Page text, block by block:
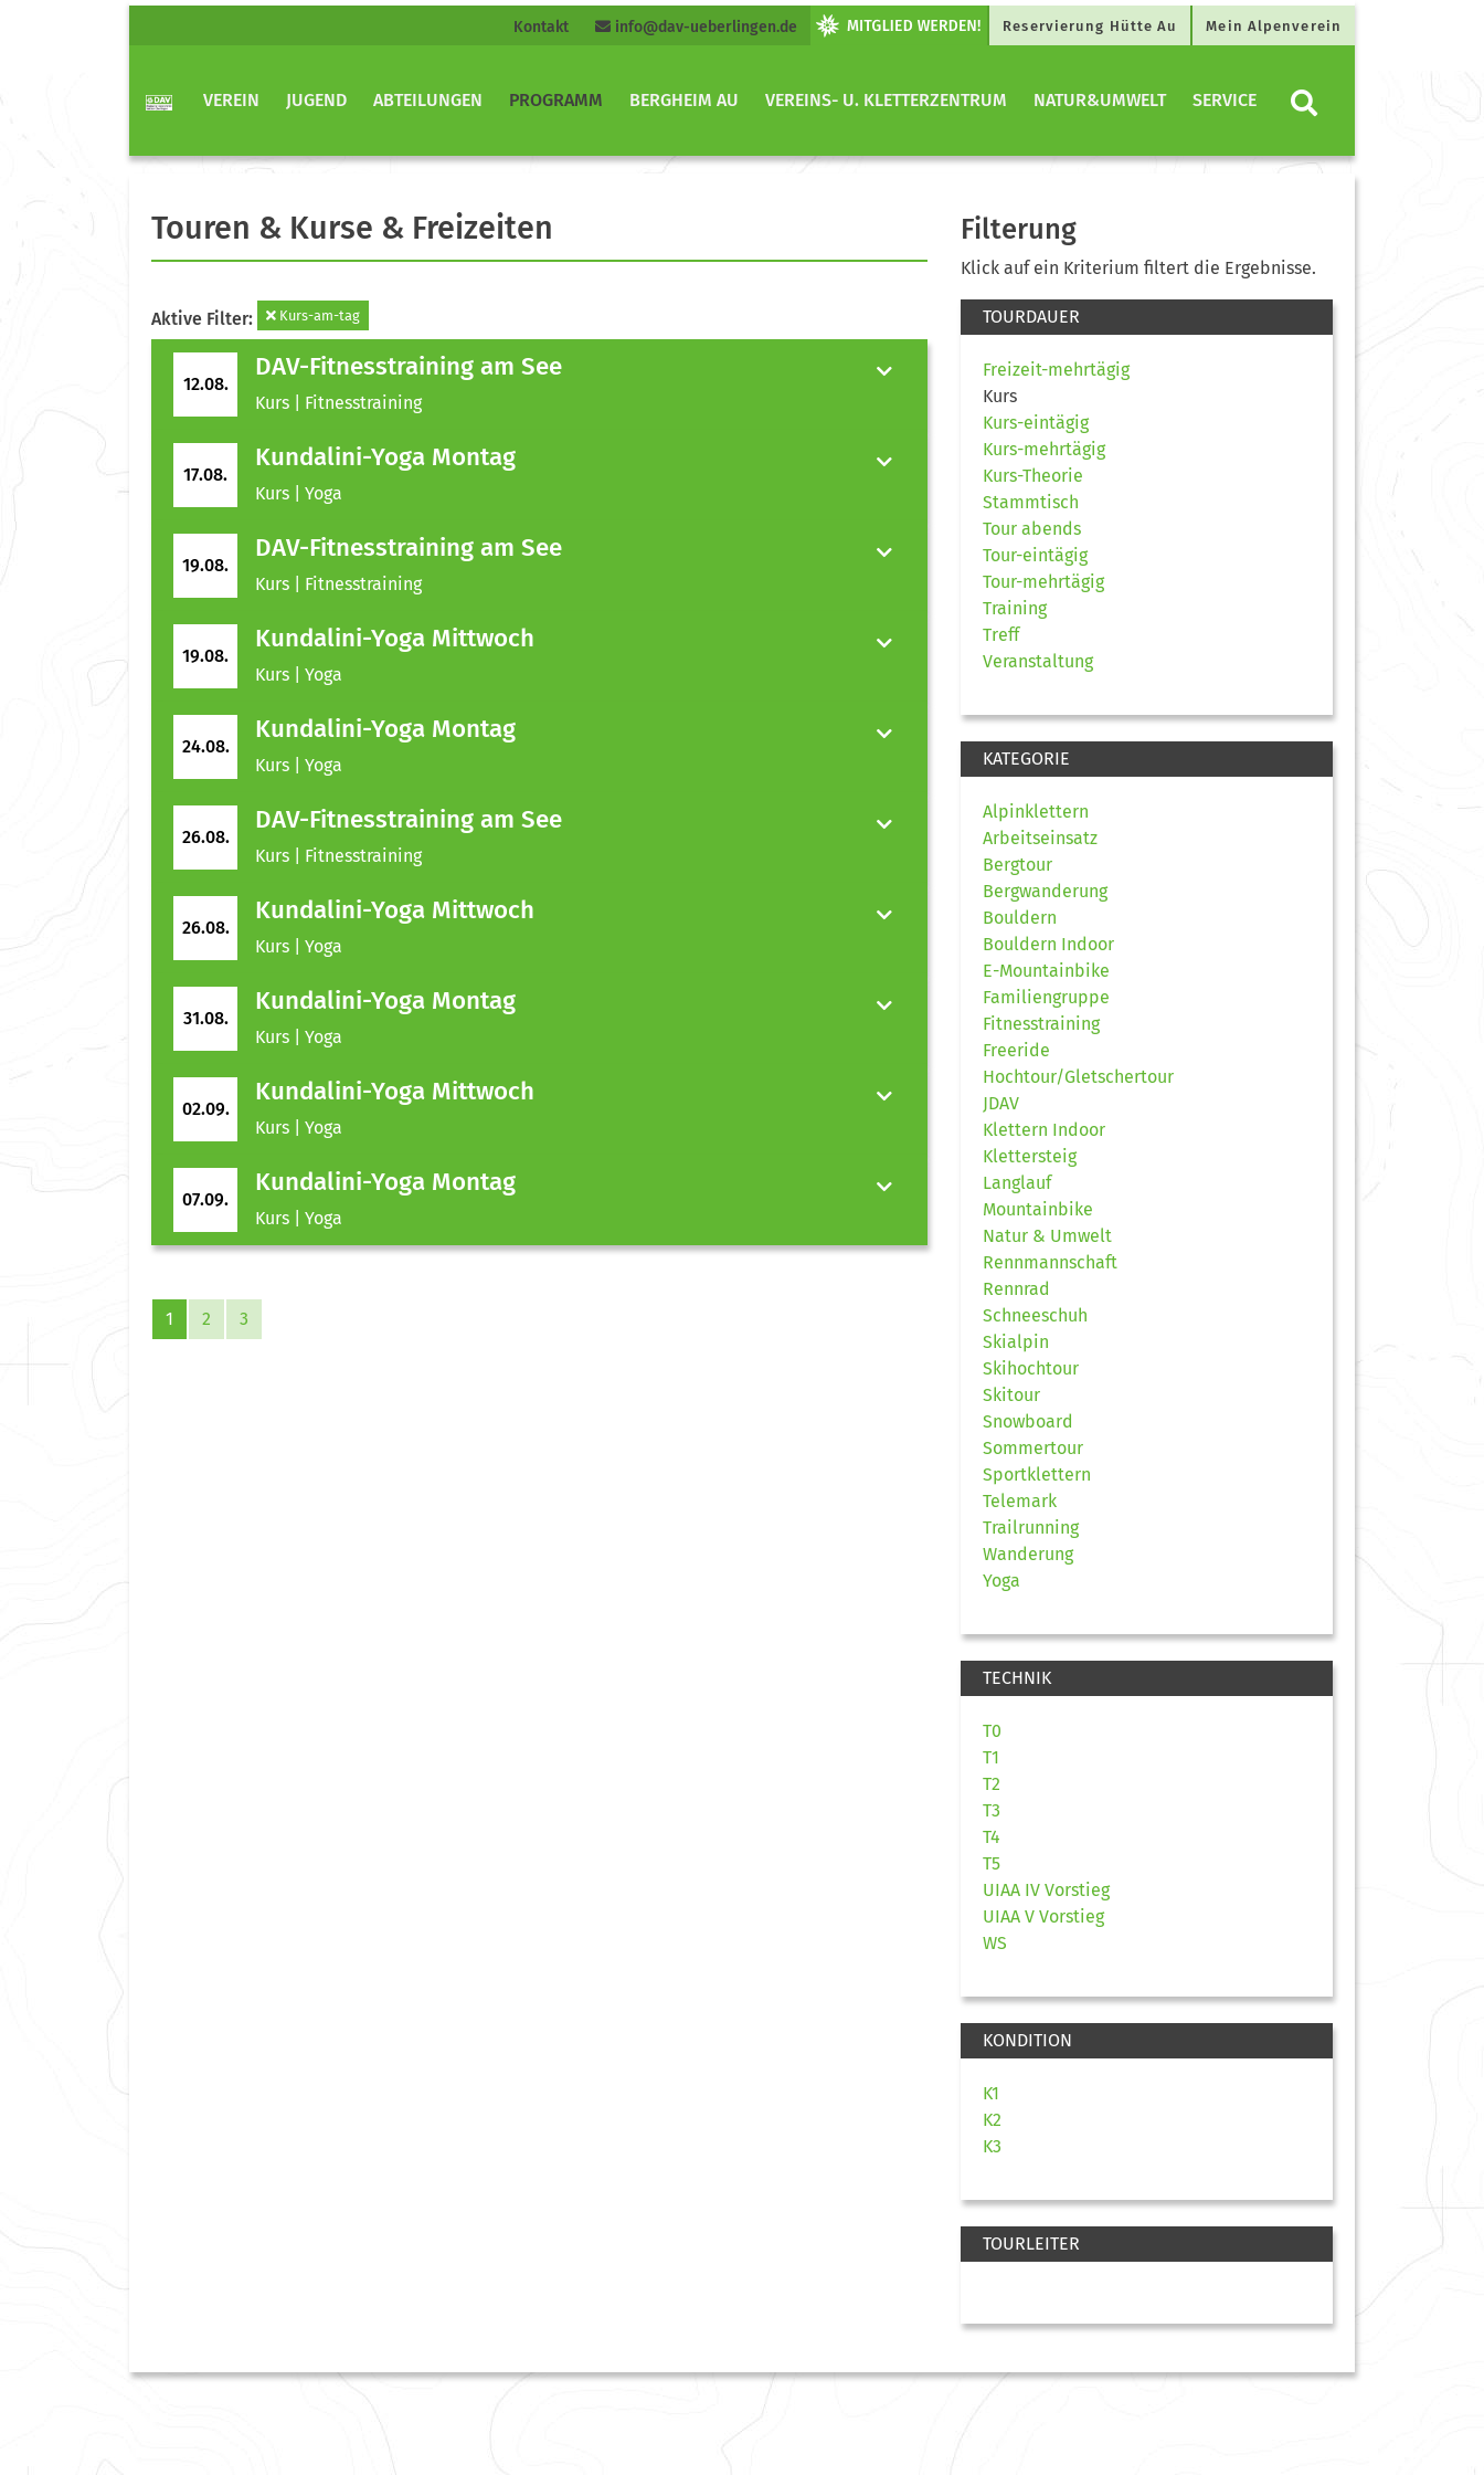
Kontakt info@dav-ueberlingen.de Reservierung Hütte Au Mein Alpenverein
VEREIN JUGEND ABTEILUNGEN PROGRAMM BERGHEIM AU VEREINS- U. KLETTERZENTRUM NATUR&UMWELT SERVICE
Touren & Kurse & Freizeiten
Aktive Filter: Kurs-am-tag
12.08.
DAV-Fitnesstraining am See
Kurs | Fitnesstraining
17.08.
Kundalini-Yoga Montag
Kurs | Yoga
19.08.
DAV-Fitnesstraining am See
Kurs | Fitnesstraining
19.08.
Kundalini-Yoga Mittwoch
Kurs | Yoga
24.08.
Kundalini-Yoga Montag
Kurs | Yoga
26.08.
DAV-Fitnesstraining am See
Kurs | Fitnesstraining
26.08.
Kundalini-Yoga Mittwoch
Kurs | Yoga
31.08.
Kundalini-Yoga Montag
Kurs | Yoga
02.09.
Kundalini-Yoga Mittwoch
Kurs | Yoga
07.09.
Kundalini-Yoga Montag
Kurs | Yoga
1 2 3
Filterung
Klick auf ein Kriterium filtert die Ergebnisse.
TOURDAUER
Freizeit-mehrtägig
Kurs
Kurs-eintägig
Kurs-mehrtägig
Kurs-Theorie
Stammtisch
Tour abends
Tour-eintägig
Tour-mehrtägig
Training
Treff
Veranstaltung
KATEGORIE
Alpinklettern
Arbeitseinsatz
Bergtour
Bergwanderung
Bouldern
Bouldern Indoor
E-Mountainbike
Familiengruppe
Fitnesstraining
Freeride
Hochtour/Gletschertour
JDAV
Klettern Indoor
Klettersteig
Langlauf
Mountainbike
Natur & Umwelt
Rennmannschaft
Rennrad
Schneeschuh
Skialpin
Skihochtour
Skitour
Snowboard
Sommertour
Sportklettern
Telemark
Trailrunning
Wanderung
Yoga
TECHNIK
T0
T1
T2
T3
T4
T5
UIAA IV Vorstieg
UIAA V Vorstieg
WS
KONDITION
K1
K2
K3
TOURLEITER